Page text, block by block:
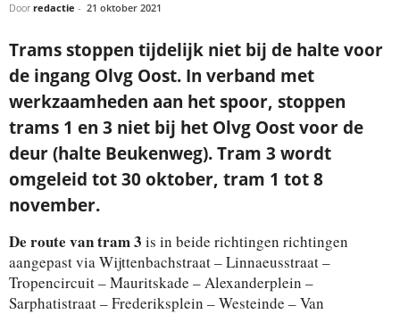
Door redactie - 21 oktober 2021
Trams stoppen tijdelijk niet bij de halte voor
de ingang Olvg Oost. In verband met
werkzaamheden aan het spoor, stoppen
trams 1 en 3 niet bij het Olvg Oost voor de
deur (halte Beukenweg). Tram 3 wordt
omgeleid tot 30 oktober, tram 1 tot 8
november.
De route van tram 3 is in beide richtingen richtingen
aangepast via Wijttenbachstraat – Linnaeusstraat –
Tropencircuit – Mauritskade – Alexanderplein –
Sarphatistraat – Frederiksplein – Westeinde – Van